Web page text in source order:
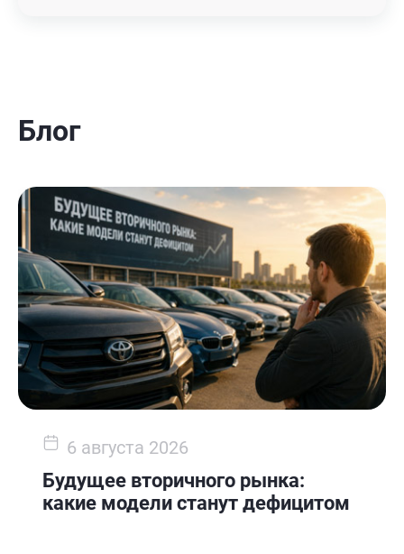
Блог
6 августа 2026
Будущее вторичного рынка:
какие модели станут дефицитом